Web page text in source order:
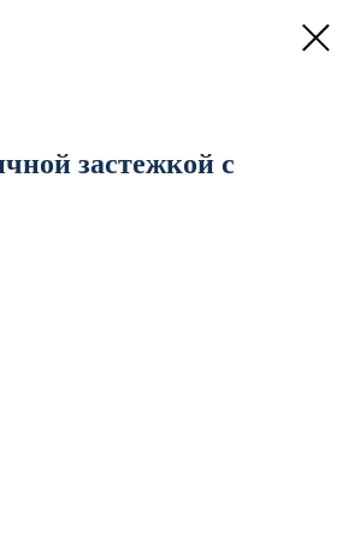
застежкой с